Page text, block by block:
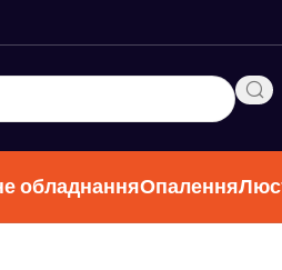
обладнанняОпалення